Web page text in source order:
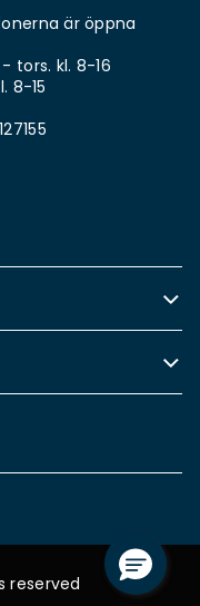
är öppna
tors. kl. 8-16
8-15
reserved